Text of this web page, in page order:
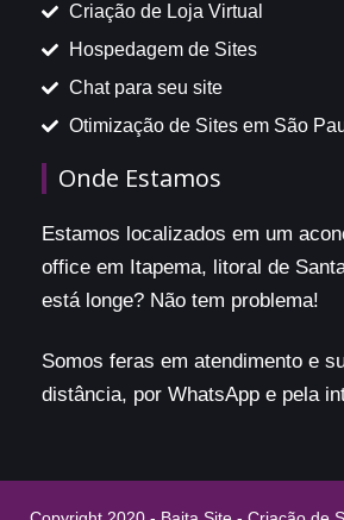
Criação de Loja Virtual
Hospedagem de Sites
Chat para seu site
Otimização de Sites em São
Onde Estamos
Estamos localizados em um
office em Itapema, litoral de
está longe? Não tem problema!
Somos feras em atendimento e
distância, por WhatsApp e pela